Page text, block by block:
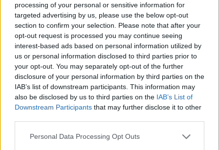
processing of your personal or sensitive information for
targeted advertising by us, please use the below opt-out
section to confirm your selection. Please note that after your
opt-out request is processed you may continue seeing
interest-based ads based on personal information utilized by
us or personal information disclosed to third parties prior to
your opt-out. You may separately opt-out of the further
disclosure of your personal information by third parties on the
IAB’s list of downstream participants. This information may
also be disclosed by us to third parties on the IAB’s List of
Downstream Participants that may further disclose it to other
Personal Data Processing Opt Outs
⇑
Paroles + Traduction Téléchargement
Vidéos
Commentaires
Pour prolonger le plaisir musical :
Télécharger légalement les MP3 sur